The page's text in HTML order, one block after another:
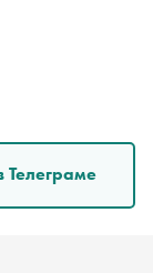
Телеграме